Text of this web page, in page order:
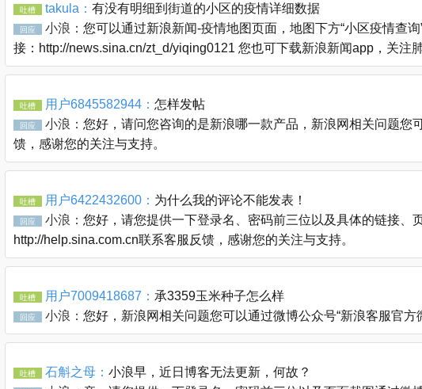
吐槽 takula： 有没有明细到街道的小区的疫情详细数据
回应 小浪： 您可以通过新浪新闻-疫情地图页面，地图下方“小区疫情查
接：http://news.sina.cn/zt_d/yiqing0121 您也可下载新浪新闻app，关注
吐槽 用户6845582944： 怎样发帖
回应 小浪： 您好，请问您咨询的是新浪哪一款产品，新浪网相关问题您
馈，感谢您的关注与支持。
吐槽 用户6422432600： 为什么我的评论不能发表！
回应 小浪： 您好，请您提供一下登录名、密码前三位以及具体的链接、
http://help.sina.com.cn联系客服反馈，感谢您的关注与支持。
吐槽 用户7009418687： 承3359玉米种子怎么样
回应 小浪： 您好，新浪网相关问题您可以通过微博公众号“新浪客服官
吐槽 石斛之母： 小浪早，近日博客无法更新，何故？